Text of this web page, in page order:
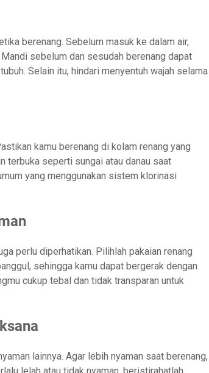
berenang. Sebelum masuk ke dalam air,
sebelum dan sesudah berenang dapat
Selain itu, hindari menyentuh wajah selama
kamu berenang di kolam renang yang
terbuka seperti sungai atau danau saat
yang menggunakan sistem klorinasi
perlu diperhatikan. Pilihlah pakaian renang
sehingga kamu dapat bergerak dengan
cukup tebal dan tidak transparan untuk
lainnya. Agar lebih nyaman saat berenang,
lelah atau tidak nyaman, beristirahatlah